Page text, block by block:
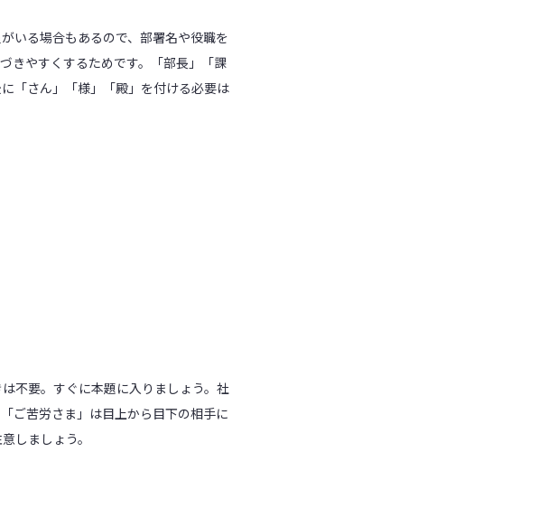
いる場合もあるので、部署名や役職を
きやすくするためです。「部長」「課
「さん」「様」「殿」を付ける必要は
不要。すぐに本題に入りましょう。社
ご苦労さま」は目上から目下の相手に
しましょう。